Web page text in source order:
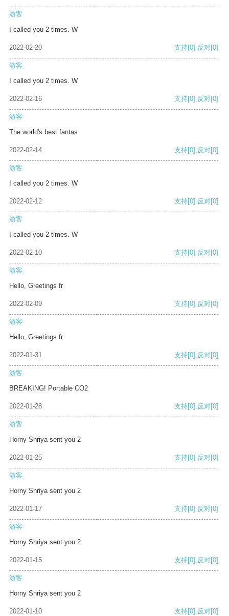
游客
I called you 2 times. W
2022-02-20 支持[0] 反对[0]
游客
I called you 2 times. W
2022-02-16 支持[0] 反对[0]
游客
The world's best fantas
2022-02-14 支持[0] 反对[0]
游客
I called you 2 times. W
2022-02-12 支持[0] 反对[0]
游客
I called you 2 times. W
2022-02-10 支持[0] 反对[0]
游客
Hello, Greetings fr
2022-02-09 支持[0] 反对[0]
游客
Hello, Greetings fr
2022-01-31 支持[0] 反对[0]
游客
BREAKING! Portable CO2
2022-01-28 支持[0] 反对[0]
游客
Horny Shriya sent you 2
2022-01-25 支持[0] 反对[0]
游客
Horny Shriya sent you 2
2022-01-17 支持[0] 反对[0]
游客
Horny Shriya sent you 2
2022-01-15 支持[0] 反对[0]
游客
Horny Shriya sent you 2
2022-01-10 支持[0] 反对[0]